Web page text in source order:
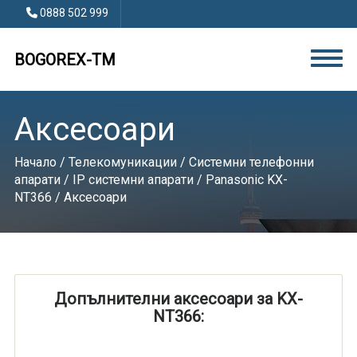
0888 502 999
BOGOREX-TM
Аксесоари
Начало/ Телекомуникации/ Системни телефонни
апарати/ IP системни апарати/ Panasonic KX-
NT366 / Аксесоари
Допълнителни аксесоари за KX-
NT366: